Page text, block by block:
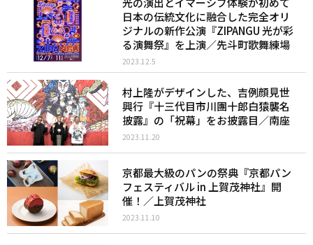
日本の伝統文化に融合した完全オリ
ジナルの新作公演『ZIPANGU 光が彩
る演舞祭』を上演／先斗町歌舞練場
2023.12.5
村上隆がデザインした、吉例顔見世
興行『十三代目市川團十郎白猿襲名
披露』の「祝幕」をお披露目／南座
2023.11.20
京都最大級のパンの祭典『京都パン
フェスティバル in 上賀茂神社』開
催！／上賀茂神社
2023.11.10